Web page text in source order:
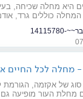
היא מחלה שכיחה,
המחלה כוללים גרד,
מחלה לכל החיים
סוג של אקזמה, הגורמת
מחלת העור מופיעה